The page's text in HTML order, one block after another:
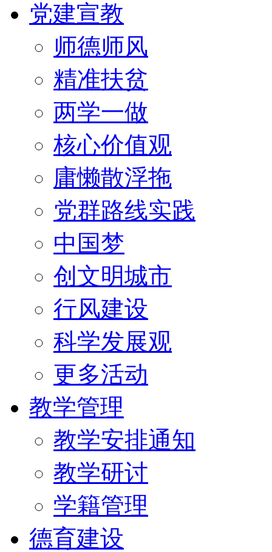
党建宣教
师德师风
精准扶贫
两学一做
核心价值观
庸懒散浮拖
党群路线实践
中国梦
创文明城市
行风建设
科学发展观
更多活动
教学管理
教学安排通知
教学研讨
学籍管理
德育建设